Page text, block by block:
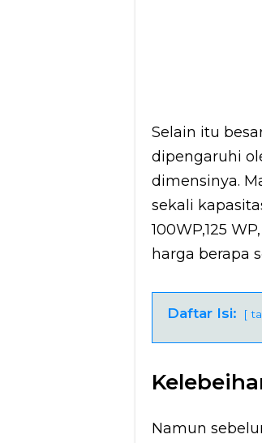
Selain itu
dipengaruhi
dimensinya.
sekali
100WP,125
harga berapa
Daftar Isi:
Namun